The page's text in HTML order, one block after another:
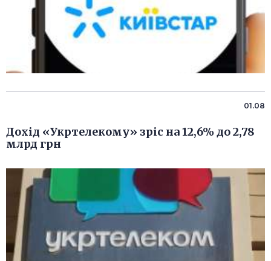
01.08
Дохід «Укртелекому» зріс на 12,6% до 2,78
млрд грн